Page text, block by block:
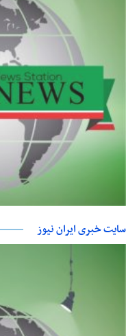
سایت خبری ایران نیوز